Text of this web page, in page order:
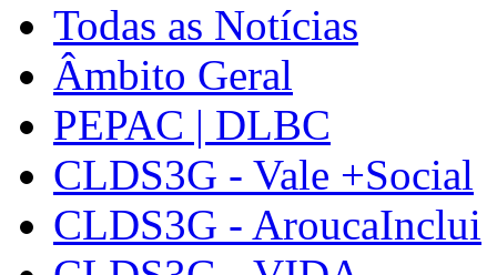
Todas as Notícias
Âmbito Geral
PEPAC | DLBC
CLDS3G - Vale +Social
CLDS3G - AroucaInclui